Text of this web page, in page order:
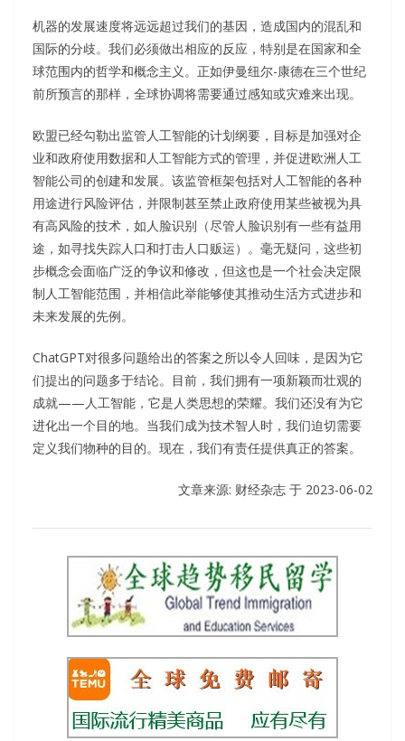
机器的发展速度将远远超过我们的基因，造成国内的混乱和
国际的分歧。我们必须做出相应的反应，特别是在国家和全
球范围内的哲学和概念主义。正如伊曼纽尔-康德在三个世纪
前所预言的那样，全球协调将需要通过感知或灾难来出现。
欧盟已经勾勒出监管人工智能的计划纲要，目标是加强对企
业和政府使用数据和人工智能方式的管理，并促进欧洲人工
智能公司的创建和发展。该监管框架包括对人工智能的各种
用途进行风险评估，并限制甚至禁止政府使用某些被视为具
有高风险的技术，如人脸识别（尽管人脸识别有一些有益用
途，如寻找失踪人口和打击人口贩运）。毫无疑问，这些初
步概念会面临广泛的争议和修改，但这也是一个社会决定限
制人工智能范围，并相信此举能够使其推动生活方式进步和
未来发展的先例。
ChatGPT对很多问题给出的答案之所以令人回味，是因为它
们提出的问题多于结论。目前，我们拥有一项新颖而壮观的
成就——人工智能，它是人类思想的荣耀。我们还没有为它
进化出一个目的地。当我们成为技术智人时，我们迫切需要
定义我们物种的目的。现在，我们有责任提供真正的答案。
文章来源: 财经杂志 于 2023-06-02